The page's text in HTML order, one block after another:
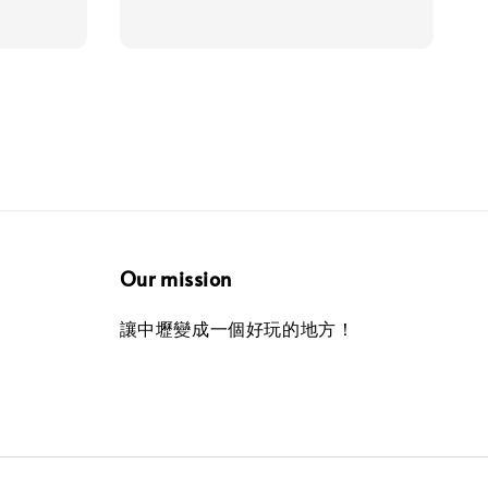
Our mission
讓中壢變成一個好玩的地方！